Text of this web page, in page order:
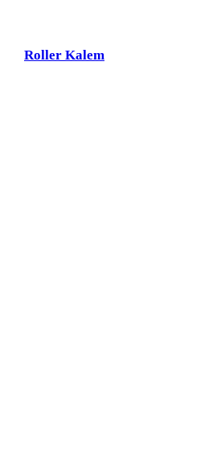
Roller Kalem